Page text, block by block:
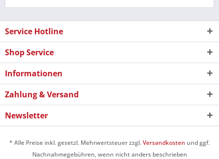
Service Hotline
Shop Service
Informationen
Zahlung & Versand
Newsletter
* Alle Preise inkl. gesetzl. Mehrwertsteuer zzgl.Versandkosten und ggf.
Nachnahmegebühren, wenn nicht anders beschrieben